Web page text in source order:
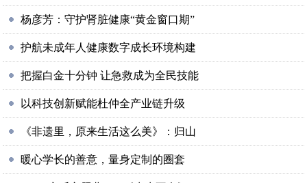
杨彦芳：守护肾脏健康“黄金窗口期”
护航未成年人健康数字成长环境构建
把握白金十分钟 让急救成为全民技能
以科技创新赋能杜仲全产业链升级‌
《非遗里，原来生活这么美》：归山
暖心学长的善意，量身定制的圈套